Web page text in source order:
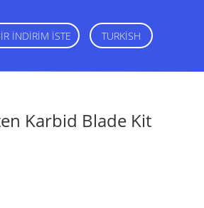
İNDIRIM İSTE TURKISH
Karbid Blade Kit